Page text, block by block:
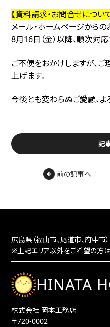
【資料請求・お問合せについ
メール・ホームページからの
8月16日（金）以降、順次対
ご不便をおかけしますが、
上げます。
今後とも変わらぬご愛顧、よ
記
前の記事へ
広島県（福山市、尾道市、府中市
※上記エリア以外をご希望の方
HINATA
株式会社 岡本工務店
〒720-0002